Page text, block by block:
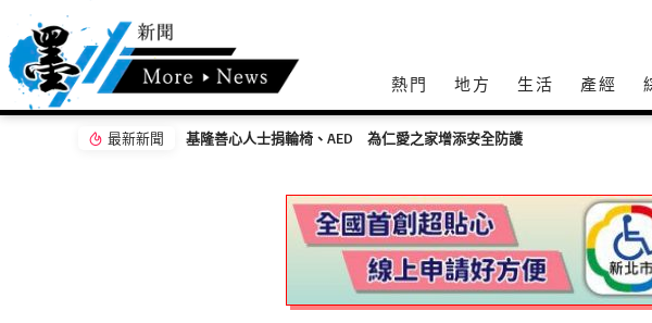
熱門 地方 生活 產經
最新新聞